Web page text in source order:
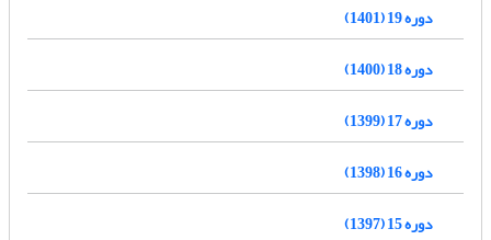
دوره 19 (1401)
دوره 18 (1400)
دوره 17 (1399)
دوره 16 (1398)
دوره 15 (1397)